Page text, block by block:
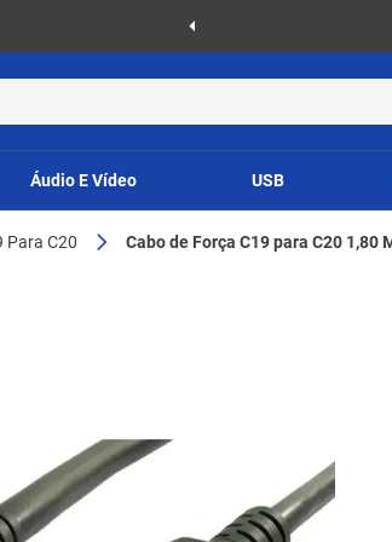
Áudio E Vídeo USB
Para C20 Cabo de Força C19 para C20 1,80